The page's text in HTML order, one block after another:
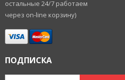
остальные 24/7 работаем
через on-line корзину)
ПОДПИСКА